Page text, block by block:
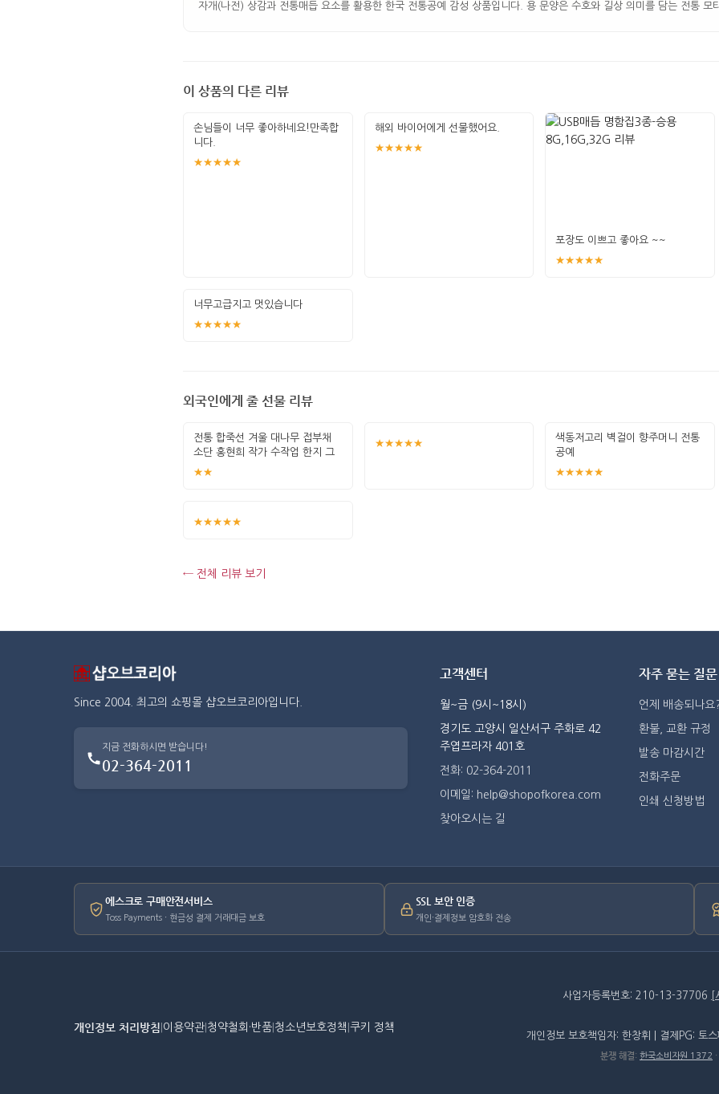
자개(나전) 상감과 전통매듭 요소를 활용한 한국 전통공예 감성 상품입니다. 용 문양은 수호와 길상 의미를 담는 전통 모
이 상품의 다른 리뷰
손님들이 너무 좋아하네요!만족합
니다.
★★★★★
해외 바이어에게 선물했어요.
★★★★★
포장도 이쁘고 좋아요 ~~
★★★★★
너무고급지고 멋있습니다
★★★★★
외국인에게 줄 선물 리뷰
전통 합죽선 겨울 대나무 접부채
소단 홍현희 작가 수작업 한지 그
림 고급
★★
★★★★★
색동저고리 벽걸이 향주머니 전통
공예
★★★★★
★★★★★
← 전체 리뷰 보기
Since 2004. 최고의 쇼핑몰 샵오브코리아입니다.
지금 전화하시면 받습니다!
02-364-2011
고객센터
월~금 (9시~18시)
경기도 고양시 일산서구 주화로 42
주엽프라자 401호
전화: 02-364-2011
이메일: help@shopofkorea.com
찾아오시는 길
자주 묻는 질문
언제 배송되나요
환불, 교환 규정
발송 마감시간
전화주문
인쇄 신청방법
에스크로 구매안전서비스
Toss Payments · 현금성 결제 거래대금 보호
SSL 보안 인증
개인·결제정보 암호화 전송
개인정보 처리방침 이용약관 청약철회·반품 청소년보호정책 쿠키 정책
사업자등록번호: 210-13-37706
개인정보 보호책임자: 한창휘 | 결제PG: 토
분쟁 해결: 한국소비자원 1372 ·